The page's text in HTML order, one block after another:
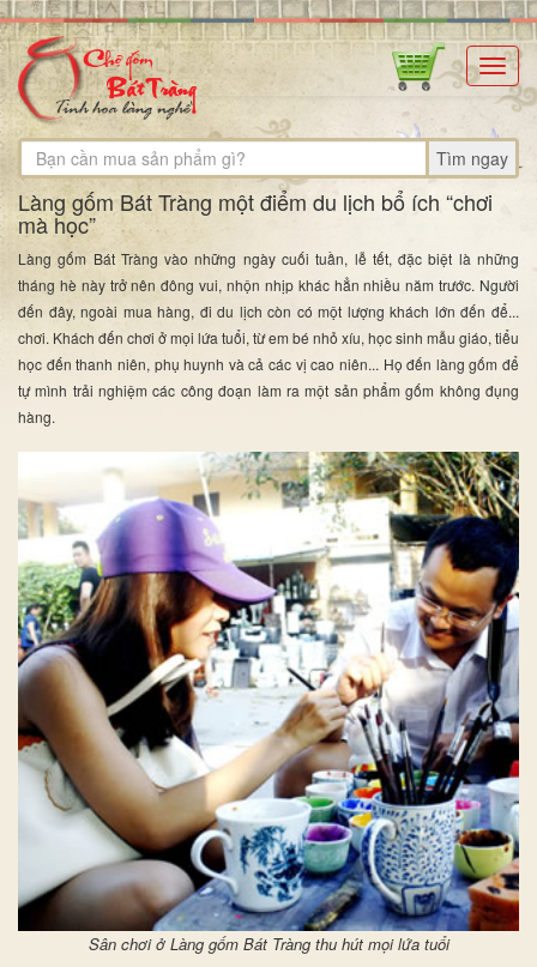
Tìm ngay
Làng gốm Bát Tràng một điểm du lịch bổ ích “chơi
mà học”
Làng gốm Bát Tràng vào những ngày cuối tuần, lễ tết, đặc biệt là những
tháng hè này trở nên đông vui, nhộn nhịp khác hẳn nhiều năm trước. Người
đến đây, ngoài mua hàng, đi du lịch còn có một lượng khách lớn đến để...
chơi. Khách đến chơi ở mọi lứa tuổi, từ em bé nhỏ xíu, học sinh mẫu giáo, tiểu
học đến thanh niên, phụ huynh và cả các vị cao niên... Họ đến làng gốm để
tự mình trải nghiệm các công đoạn làm ra một sản phẩm gốm không đụng
hàng.
Sân chơi ở Làng gốm Bát Tràng thu hút mọi lứa tuổi